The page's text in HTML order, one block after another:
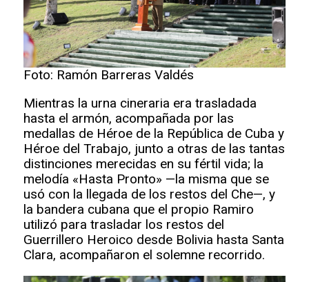
Foto: Ramón Barreras Valdés
Mientras la urna cineraria era trasladada
hasta el armón, acompañada por las
medallas de Héroe de la República de Cuba y
Héroe del Trabajo, junto a otras de las tantas
distinciones merecidas en su fértil vida; la
melodía «Hasta Pronto» —la misma que se
usó con la llegada de los restos del Che—, y
la bandera cubana que el propio Ramiro
utilizó para trasladar los restos del
Guerrillero Heroico desde Bolivia hasta Santa
Clara, acompañaron el solemne recorrido.